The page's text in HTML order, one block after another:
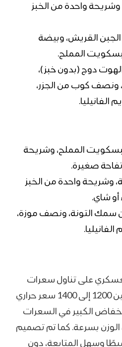
واحدة من الخبز
القريش، وبيضة
دوج (بدون خبز)،
ونصف كوب من الجزر،
المملح، وشريحة
صغيرة.
وشريحة واحدة من الخبز
شاي.
سمك التونة، ونصف موزة،
على تناول سعرات
حرارية منخفضة تتراوح بين 1200 إلى 1400 سعر حراري
الكبير في السعرات
الوزن بسرعة. كما تم تصميم
وسهل المتابعة، دون